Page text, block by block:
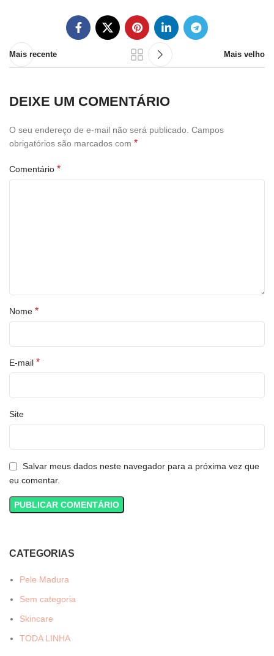
Mais recente Mais velho
DEIXE UM COMENTÁRIO
O seu endereço de e-mail não será publicado. Campos
obrigatórios são marcados com *
Comentário *
Nome *
E-mail *
Site
Salvar meus dados neste navegador para a próxima vez que
eu comentar.
CATEGORIAS
Pele Madura
Sem categoria
Skincare
TODA LINHA